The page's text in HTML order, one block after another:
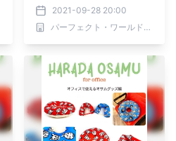
ッズでデスクワークを快適
に！
2021-09-28 20:00
パーフェクト・ワールド株式会社